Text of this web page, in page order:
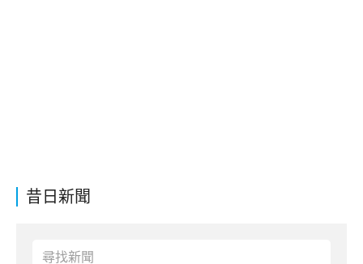
昔日新聞